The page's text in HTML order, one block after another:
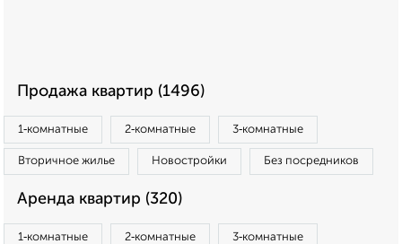
Продажа квартир (1496)
1‑комнатные 2‑комнатные 3‑комнатные
Вторичное жилье Новостройки Без посредников
Аренда квартир (320)
1‑комнатные 2‑комнатные 3‑комнатные